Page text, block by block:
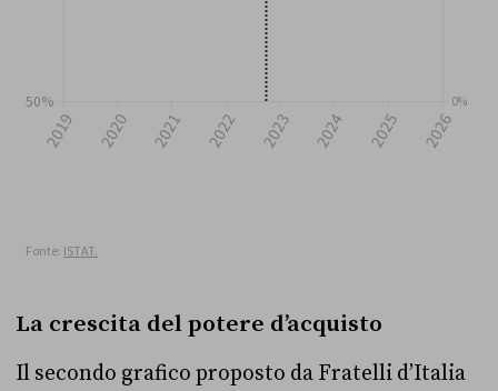
La crescita del potere d’acquisto
Il secondo grafico proposto da Fratelli d’Italia